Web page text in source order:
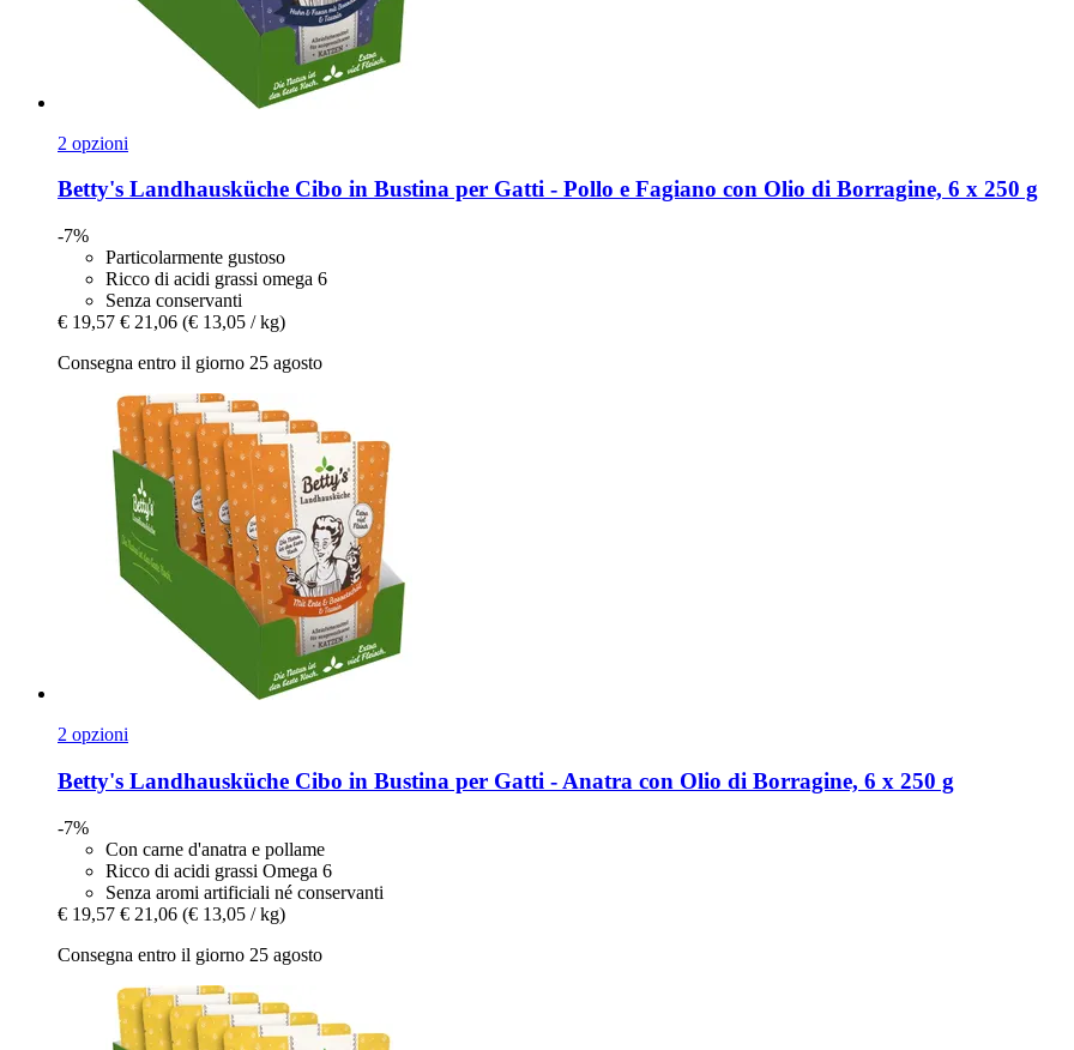
2 opzioni
Betty's Landhausküche Cibo in Bustina per Gatti -​ Pollo e Fagiano con Olio di Borragine, 6 x 250 g
-7%
Particolarmente gustoso
Ricco di acidi grassi omega 6
Senza conservanti
€ 19,57 € 21,06 (€ 13,05 / kg)
Consegna entro il giorno 25 agosto
2 opzioni
Betty's Landhausküche Cibo in Bustina per Gatti -​ Anatra con Olio di Borragine, 6 x 250 g
-7%
Con carne d'anatra e pollame
Ricco di acidi grassi Omega 6
Senza aromi artificiali né conservanti
€ 19,57 € 21,06 (€ 13,05 / kg)
Consegna entro il giorno 25 agosto